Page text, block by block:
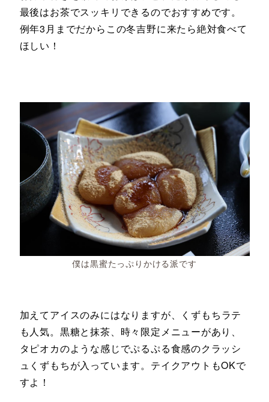
最後はお茶でスッキリできるのでおすすめです。
例年3月までだからこの冬吉野に来たら絶対食べて
ほしい！
僕は黒蜜たっぷりかける派です
加えてアイスのみにはなりますが、くずもちラテ
も人気。黒糖と抹茶、時々限定メニューがあり、
タピオカのような感じでぷるぷる食感のクラッシ
ュくずもちが入っています。テイクアウトもOKで
すよ！